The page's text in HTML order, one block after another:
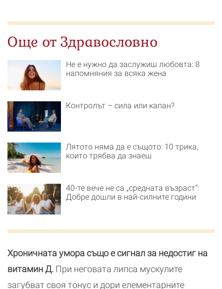
Още от Здравословно
Не е нужно да заслужиш любовта: 8
напомняния за всяка жена
Контролът – сила или капан?
Лятото няма да е същото: 10 трика,
които трябва да знаеш
40-те вече не са „средната възраст“:
Добре дошли в най-силните години
Хроничната умора също е сигнал за недостиг на
витамин Д. При неговата липса мускулите
загубват своя тонус и дори елементарните